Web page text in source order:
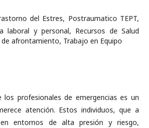
del Estres, Postraumatico TEPT,
laboral y personal, Recursos de Salud
afrontamiento, Trabajo en Equipo
los profesionales de emergencias es un
atención. Estos individuos, que a
entornos de alta presión y riesgo,